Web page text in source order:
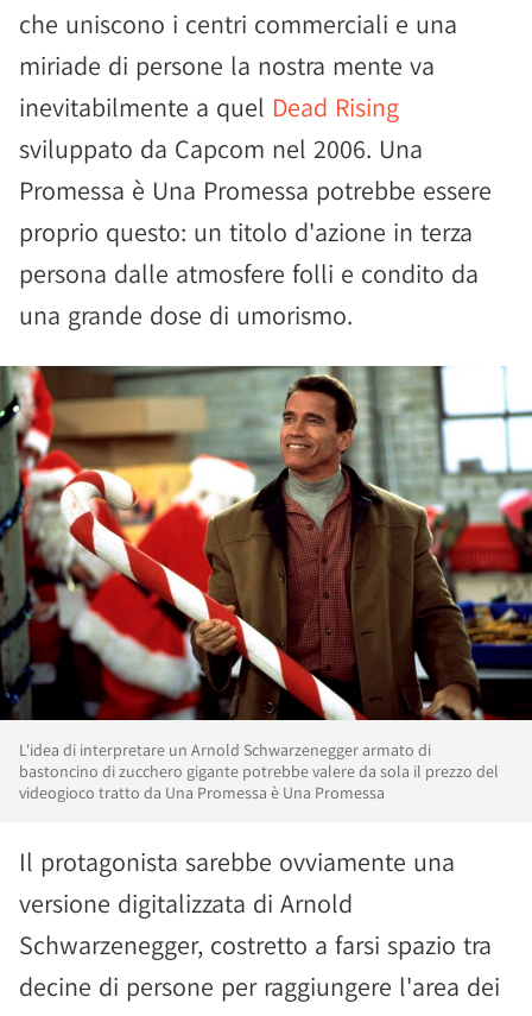
che uniscono i centri commerciali e una
miriade di persone la nostra mente va
inevitabilmente a quel Dead Rising
sviluppato da Capcom nel 2006. Una
Promessa è Una Promessa potrebbe essere
proprio questo: un titolo d'azione in terza
persona dalle atmosfere folli e condito da
una grande dose di umorismo.
L'idea di interpretare un Arnold Schwarzenegger armato di
bastoncino di zucchero gigante potrebbe valere da sola il prezzo del
videogioco tratto da Una Promessa è Una Promessa
Il protagonista sarebbe ovviamente una
versione digitalizzata di Arnold
Schwarzenegger, costretto a farsi spazio tra
decine di persone per raggiungere l'area dei